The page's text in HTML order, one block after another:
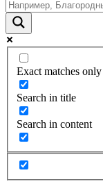
Exact matches only
Search in title
Search in content